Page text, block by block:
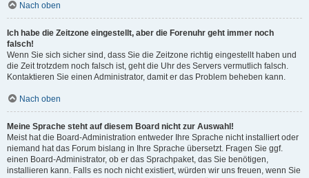
Nach oben
Ich habe die Zeitzone eingestellt, aber die Forenuhr geht immer noch
falsch!
Wenn Sie sich sicher sind, dass Sie die Zeitzone richtig eingestellt haben und
die Zeit trotzdem noch falsch ist, geht die Uhr des Servers vermutlich falsch.
Kontaktieren Sie einen Administrator, damit er das Problem beheben kann.
Nach oben
Meine Sprache steht auf diesem Board nicht zur Auswahl!
Meist hat die Board-Administration entweder Ihre Sprache nicht installiert oder
niemand hat das Forum bislang in Ihre Sprache übersetzt. Fragen Sie ggf.
einen Board-Administrator, ob er das Sprachpaket, das Sie benötigen,
installieren kann. Falls es noch nicht existiert, würden wir uns freuen, wenn Sie